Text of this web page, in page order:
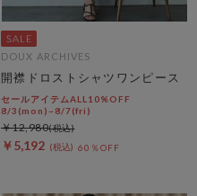
DOUX ARCHIVES
開襟ドロストシャツワンピース
セールアイテムALL10%OFF
8/3(mon)~8/7(fri)
￥5,192 60％OFF
￥12,980